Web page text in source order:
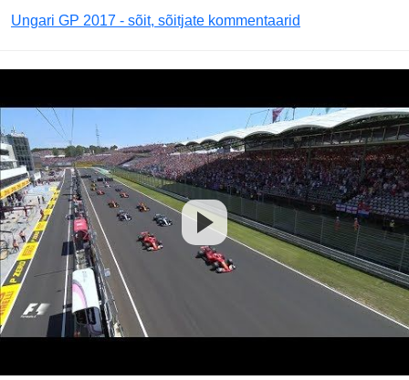
Ungari GP 2017 - sõit, sõitjate kommentaarid